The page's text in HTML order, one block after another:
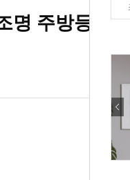
명 주방등 보